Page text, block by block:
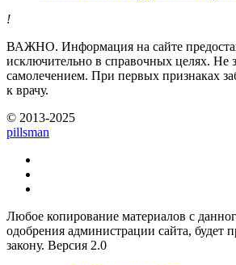
!
ВАЖНО. Информация на сайте
исключительно в справочных целях. Не
самолечением. При первых признаках
к врачу.
© 2013-2025
pillsman
Любое копирование материалов с
одобрения администрации сайта, будет
закону. Версия 2.0